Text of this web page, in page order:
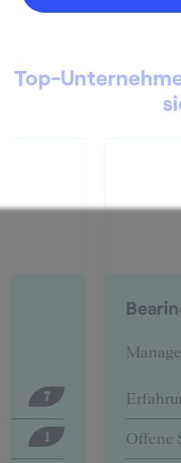
Top-
BearingPoint
Management-
Erfahrungsberichte
Offene Stellen